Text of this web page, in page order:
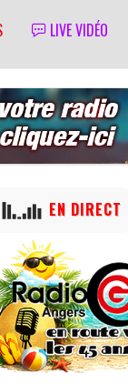
LIVE VIDÉO
EN DIRECT